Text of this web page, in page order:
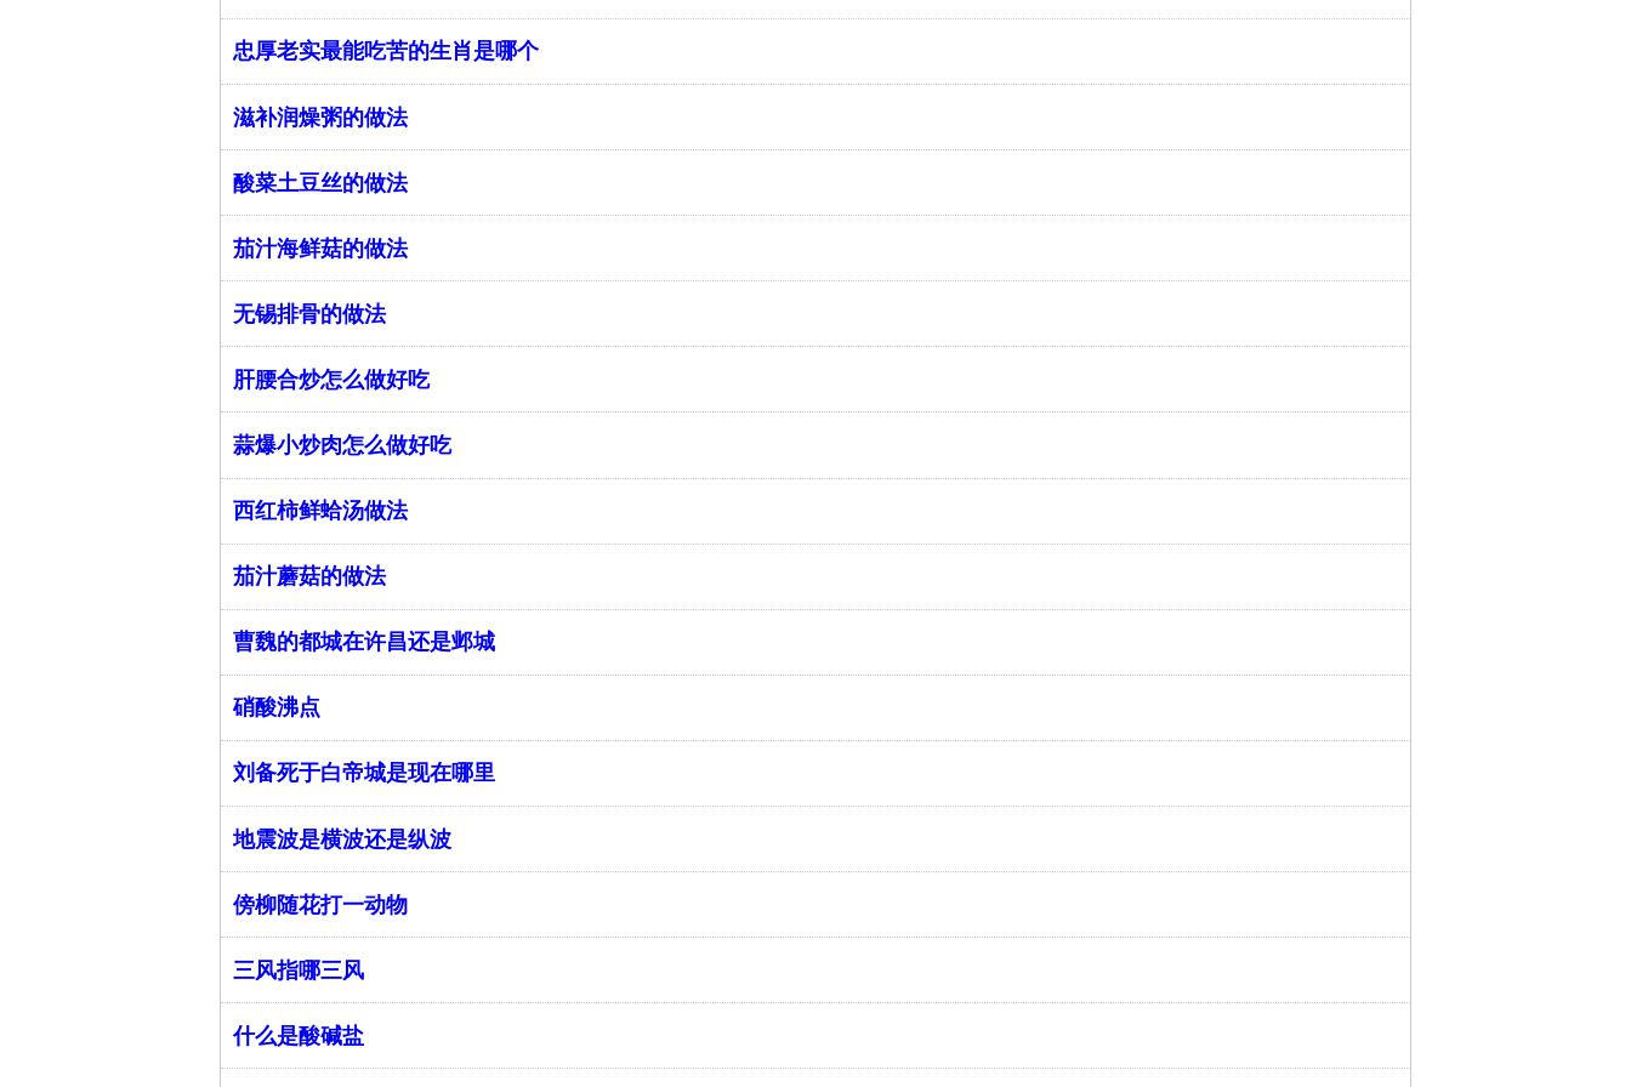
忠厚老实最能吃苦的生肖是哪个
滋补润燥粥的做法
酸菜土豆丝的做法
茄汁海鲜菇的做法
无锡排骨的做法
肝腰合炒怎么做好吃
蒜爆小炒肉怎么做好吃
西红柿鲜蛤汤做法
茄汁蘑菇的做法
曹魏的都城在许昌还是邺城
硝酸沸点
刘备死于白帝城是现在哪里
地震波是横波还是纵波
傍柳随花打一动物
三风指哪三风
什么是酸碱盐